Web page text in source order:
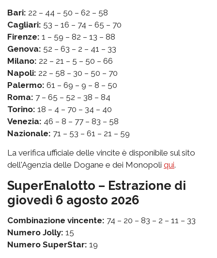
Bari: 22 – 44 – 50 – 62 – 58
Cagliari: 53 – 16 – 74 – 65 – 70
Firenze: 1 – 59 – 82 – 13 – 88
Genova: 52 – 63 – 2 – 41 – 33
Milano: 22 – 21 – 5 – 50 – 66
Napoli: 22 – 58 – 30 – 50 – 70
Palermo: 61 – 69 – 9 – 8 – 50
Roma: 7 – 65 – 52 – 38 – 84
Torino: 18 – 4 – 70 – 34 – 40
Venezia: 46 – 8 – 77 – 83 – 58
Nazionale: 71 – 53 – 61 – 21 – 59
La verifica ufficiale delle vincite è disponibile sul sito
dell'Agenzia delle Dogane e dei Monopoli qui.
SuperEnalotto – Estrazione di
giovedì 6 agosto 2026
Combinazione vincente: 74 – 20 – 83 – 2 – 11 – 33
Numero Jolly: 15
Numero SuperStar: 19